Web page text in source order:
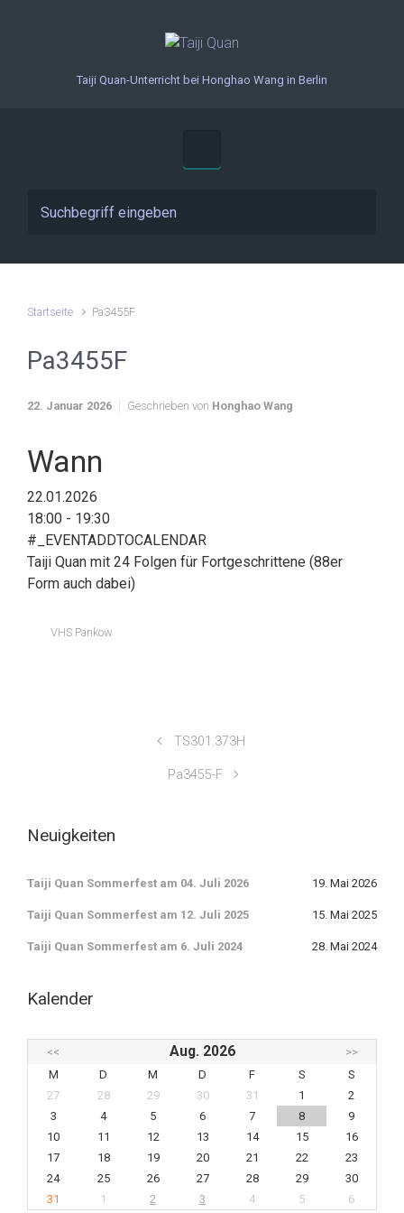
Taiji Quan-Unterricht bei Honghao Wang in Berlin
Startseite Pa3455F
Pa3455F
22. Januar 2026 Geschrieben von Honghao Wang
Wann
22.01.2026
18:00 - 19:30
#_EVENTADDTOCALENDAR
Taiji Quan mit 24 Folgen für Fortgeschrittene (88er
Form auch dabei)
VHS Pankow
TS301.373H
Pa3455-F
Neuigkeiten
Taiji Quan Sommerfest am 04. Juli 2026 19. Mai 2026
Taiji Quan Sommerfest am 12. Juli 2025 15. Mai 2025
Taiji Quan Sommerfest am 6. Juli 2024 28. Mai 2024
Kalender
<< Aug. 2026
>>
M
D M D F S
S
27
28 29 30 31 1
2
3
4 5 6 7 8
9
10
11 12 13 14 15
16
17
18 19 20 21 22
23
24
25 26 27 28 29
30
31
1 2 3 4 5
6